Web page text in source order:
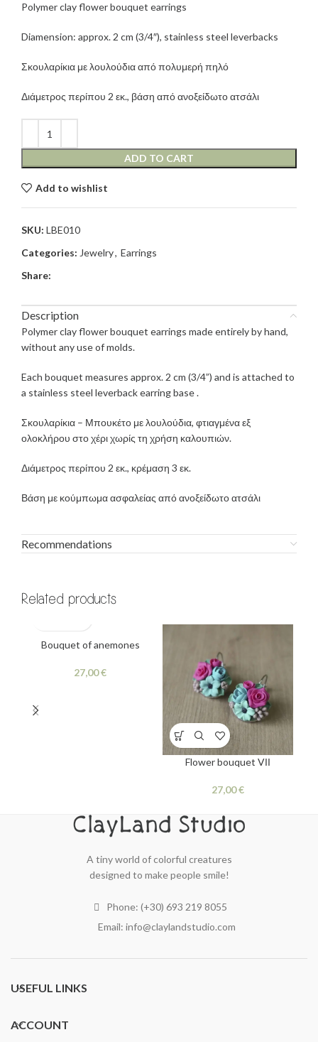
Polymer clay flower bouquet earrings
Diamension: approx. 2 cm (3/4″), stainless steel leverbacks
Σκουλαρίκια με λουλούδια από πολυμερή πηλό
Διάμετρος περίπου 2 εκ., βάση από ανοξείδωτο ατσάλι
ADD TO CART
Add to wishlist
SKU: LBE010
Categories: Jewelry, Earrings
Share:
Description
Polymer clay flower bouquet earrings made entirely by hand,
without any use of molds.
Each bouquet measures approx. 2 cm (3/4”) and is attached to
a stainless steel leverback earring base .
Σκουλαρίκια – Μπουκέτο με λουλούδια, φτιαγμένα εξ
ολοκλήρου στο χέρι χωρίς τη χρήση καλουπιών.
Διάμετρος περίπου 2 εκ., κρέμαση 3 εκ.
Βάση με κούμπωμα ασφαλείας από ανοξείδωτο ατσάλι
Recommendations
Related products
Bouquet of anemones
€
Flower bouquet VΙΙ
€
A tiny world of colorful creatures
designed to make people smile!
Phone: (+30) 693 219 8055
Email: info@claylandstudio.com
USEFUL LINKS
ACCOUNT